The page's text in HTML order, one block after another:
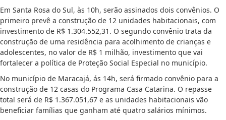
Em Santa Rosa do Sul, às 10h, serão assinados dois convênios. O
primeiro prevê a construção de 12 unidades habitacionais, com
investimento de R$ 1.304.552,31. O segundo convênio trata da
construção de uma residência para acolhimento de crianças e
adolescentes, no valor de R$ 1 milhão, investimento que vai
fortalecer a política de Proteção Social Especial no município.
No município de Maracajá, ás 14h, será firmado convênio para a
construção de 12 casas do Programa Casa Catarina. O repasse
total será de R$ 1.367.051,67 e as unidades habitacionais vão
beneficiar famílias que ganham até quatro salários mínimos.